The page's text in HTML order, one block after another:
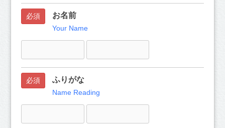
必須 お名前
Your Name
必須 ふりがな
Name Reading